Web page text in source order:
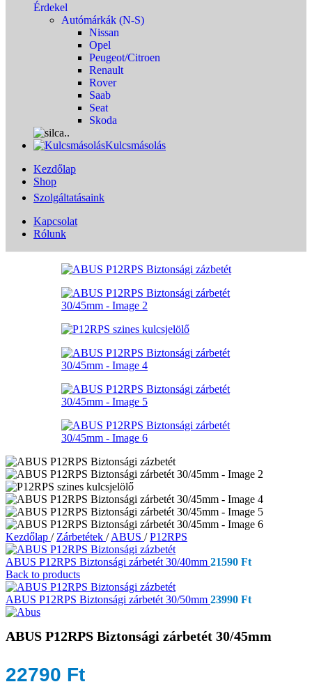
Érdekel
Autómárkák (N-S)
Nissan
Opel
Peugeot/Citroen
Renault
Rover
Saab
Seat
Skoda
Kulcsmásolás
Kezdőlap
Shop
Szolgáltatásaink
Kapcsolat
Rólunk
Kezdőlap / Zárbetétek / ABUS / P12RPS
ABUS P12RPS Biztonsági zárbetét 30/40mm 21590 Ft
Back to products
ABUS P12RPS Biztonsági zárbetét 30/50mm 23990 Ft
ABUS P12RPS Biztonsági zárbetét 30/45mm
22790 Ft